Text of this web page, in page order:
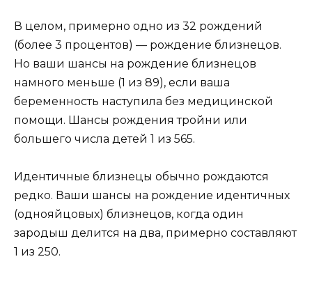
В целом, примерно одно из 32 рождений
(более 3 процентов) — рождение близнецов.
Но ваши шансы на рождение близнецов
намного меньше (1 из 89), если ваша
беременность наступила без медицинской
помощи. Шансы рождения тройни или
большего числа детей 1 из 565.
Идентичные близнецы обычно рождаются
редко. Ваши шансы на рождение идентичных
(однояйцовых) близнецов, когда один
зародыш делится на два, примерно составляют
1 из 250.